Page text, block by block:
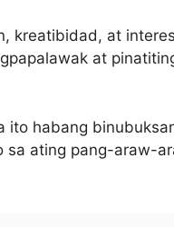
kreatibidad, at
at
ito habang
sa ating pang-araw-